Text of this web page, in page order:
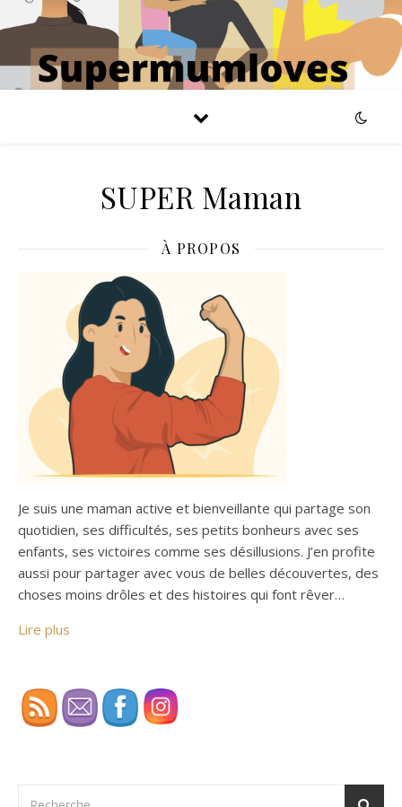
SUPER Maman
À PROPOS
Je suis une maman active et bienveillante qui partage son
quotidien, ses difficultés, ses petits bonheurs avec ses
enfants, ses victoires comme ses désillusions. J’en profite
aussi pour partager avec vous de belles découvertes, des
choses moins drôles et des histoires qui font rêver…
Lire plus